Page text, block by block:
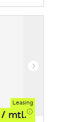
Leasing
/ mtl.